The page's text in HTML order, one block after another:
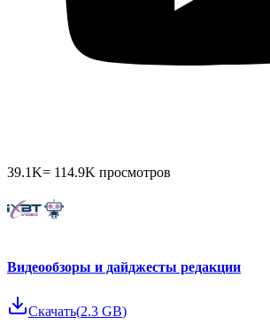
39.1K= 114.9K просмотров
Видеообзоры и дайджесты редакции
Скачать(2.3 GB)